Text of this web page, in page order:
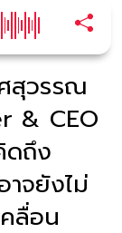
สุวรรณ
& CEO
ดถึง
จยังไม่
ลื่อน